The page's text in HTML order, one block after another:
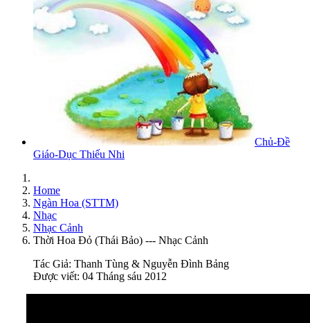
Chủ-Đề
Giáo-Dục Thiếu Nhi
Home
Ngàn Hoa (STTM)
Nhạc
Nhạc Cảnh
Thời Hoa Đỏ (Thái Bảo) --- Nhạc Cảnh
Tác Giả: Thanh Tùng & Nguyễn Đình Bảng
Được viết: 04 Tháng sáu 2012